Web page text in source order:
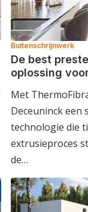
Buitenschrijnwerk
De best
oplossing
Met
Deceuninck een
technologie die
extrusieproces
de…